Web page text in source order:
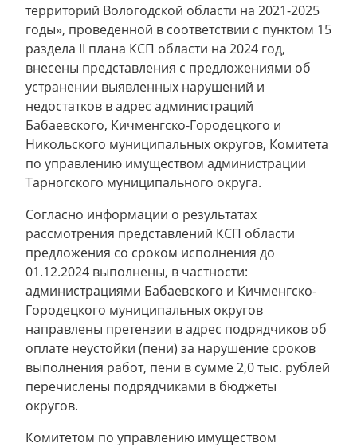
территорий Вологодской области на 2021-2025
годы», проведенной в соответствии с пунктом 15
раздела II плана КСП области на 2024 год,
внесены представления с предложениями об
устранении выявленных нарушений и
недостатков в адрес администраций
Бабаевского, Кичменгско-Городецкого и
Никольского муниципальных округов, Комитета
по управлению имуществом администрации
Тарногского муниципального округа.
Согласно информации о результатах
рассмотрения представлений КСП области
предложения со сроком исполнения до
01.12.2024 выполнены, в частности:
администрациями Бабаевского и Кичменгско-
Городецкого муниципальных округов
направлены претензии в адрес подрядчиков об
оплате неустойки (пени) за нарушение сроков
выполнения работ, пени в сумме 2,0 тыс. рублей
перечислены подрядчиками в бюджеты
округов.
Комитетом по управлению имуществом